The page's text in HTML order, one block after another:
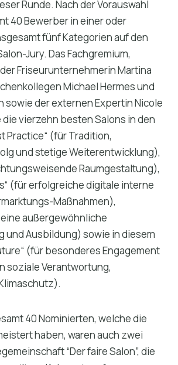
Runde. Nach der Vorauswahl
40 Bewerber in einer oder
fünf Kategorien auf den
Jury. Das Fachgremium,
Friseurunternehmerin Martina
Michael Hermes und
sowie der externen Expertin Nicole
die vierzehn besten Salons in den
Practice“ (für Tradition,
und stetige Weiterentwicklung),
Raumgestaltung),
(für erfolgreiche digitale interne
Maßnahmen),
eine außergewöhnliche
und Ausbildung) sowie in diesem
(für besonderes Engagement
soziale Verantwortung,
40 Nominierten, welche die
haben, waren auch zwei
“Der faire Salon”, die